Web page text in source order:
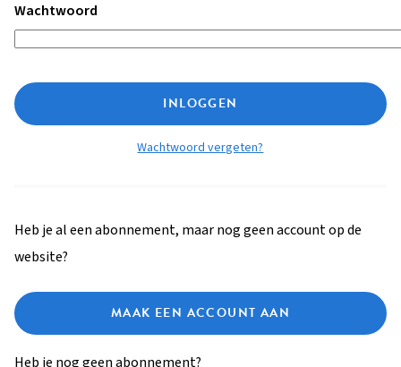
Wachtwoord
INLOGGEN
Wachtwoord vergeten?
Heb je al een abonnement, maar nog geen account op de
website?
MAAK EEN ACCOUNT AAN
Heb je nog geen abonnement?